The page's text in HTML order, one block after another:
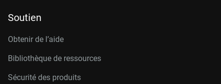
Soutien
Obtenir de l’aide
Bibliothèque de ressources
Sécurité des produits